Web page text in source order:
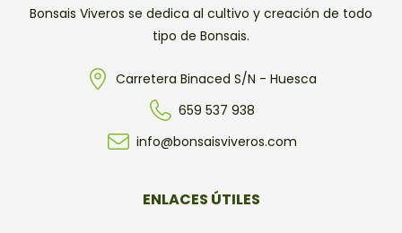
Bonsais Viveros se dedica al cultivo y creación de todo
tipo de Bonsais.
Carretera Binaced S/N - Huesca
659 537 938
info@bonsaisviveros.com
ENLACES ÚTILES